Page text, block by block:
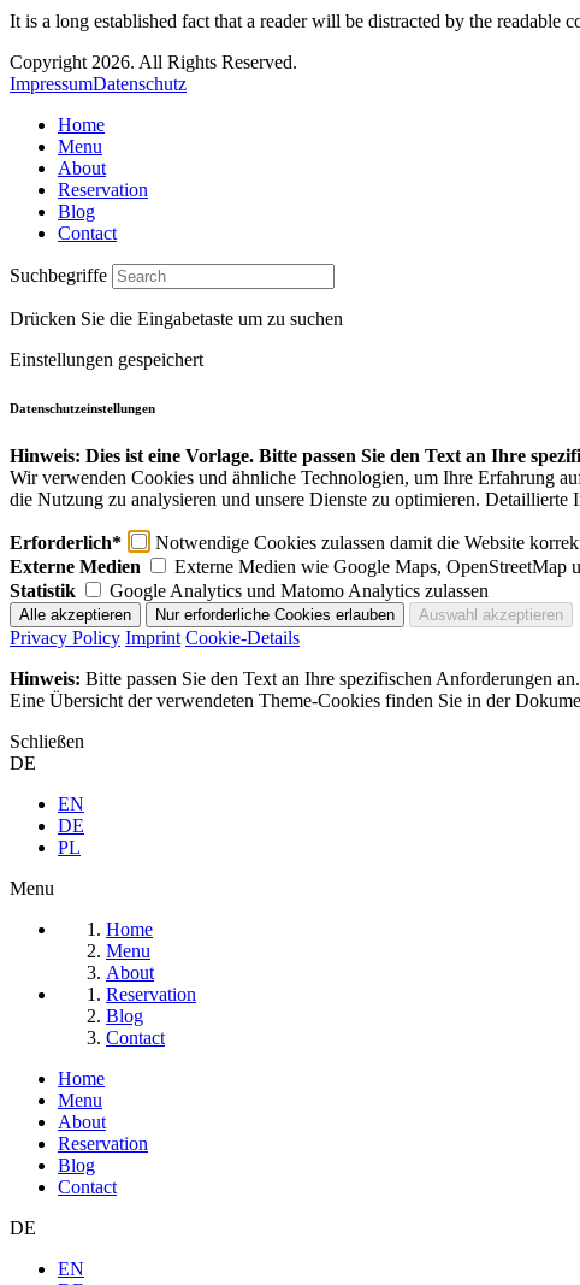
It is a long established fact that a reader will be distracted by the readable
Copyright 2026. All Rights Reserved.
ImpressumDatenschutz
Home
Menu
About
Reservation
Blog
Contact
Suchbegriffe
Drücken Sie die Eingabetaste um zu suchen
Einstellungen gespeichert
Datenschutzeinstellungen
Hinweis: Dies ist eine Vorlage. Bitte passen Sie den Text an Ihre
Wir verwenden Cookies und ähnliche Technologien, um Ihre Erfahrung
die Nutzung zu analysieren und unsere Dienste zu optimieren.
Erforderlich*
Notwendige Cookies zulassen damit die Website
Externe Medien
Externe Medien wie Google Maps, OpenStreetMap
Statistik
Google Analytics und Matomo Analytics zulassen
Privacy Policy Imprint Cookie-Details
Hinweis: Bitte passen Sie den Text an Ihre spezifischen Anforderungen an.
Eine Übersicht der verwendeten Theme-Cookies finden Sie in der
Schließen
DE
EN
DE
PL
Menu
Home
Menu
About
Reservation
Blog
Contact
Home
Menu
About
Reservation
Blog
Contact
DE
EN